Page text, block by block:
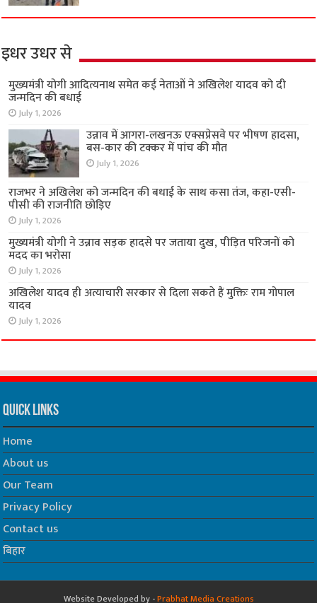
इधर उधर से
मुख्यमंत्री योगी आदित्यनाथ समेत कई नेताओं ने अखिलेश यादव को दी
जन्मदिन की बधाई
July 1, 2026
उन्नाव में आगरा-लखनऊ एक्सप्रेसवे पर भीषण हादसा,
बस-कार की टक्कर में पांच की मौत
July 1, 2026
राजभर ने अखिलेश को जन्मदिन की बधाई के साथ कसा तंज, कहा-एसी-
पीसी की राजनीति छोड़िए
July 1, 2026
मुख्यमंत्री योगी ने उन्नाव सड़क हादसे पर जताया दुख, पीड़ित परिजनों को
मदद का भरोसा
July 1, 2026
अखिलेश यादव ही अत्याचारी सरकार से दिला सकते हैं मुक्तिः राम गोपाल
यादव
July 1, 2026
Quick Links
Home
About us
Our Team
Privacy Policy
Contact us
बिहार
Website Developed by -Prabhat Media Creations